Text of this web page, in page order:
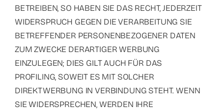
BETREIBEN, SO HABEN SIE DAS RECHT, JEDERZEIT
WIDERSPRUCH GEGEN DIE VERARBEITUNG SIE
BETREFFENDER PERSONENBEZOGENER DATEN
ZUM ZWECKE DERARTIGER WERBUNG
EINZULEGEN; DIES GILT AUCH FÜR DAS
PROFILING, SOWEIT ES MIT SOLCHER
DIREKTWERBUNG IN VERBINDUNG STEHT. WENN
SIE WIDERSPRECHEN, WERDEN IHRE